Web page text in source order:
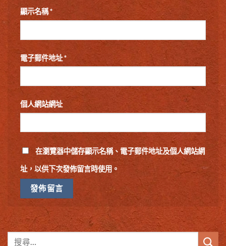
顯示名稱*
電子郵件地址*
個人網站網址
在瀏覽器中儲存顯示名稱、電子郵件地址及個人網站網
址，以供下次發佈留言時使用。